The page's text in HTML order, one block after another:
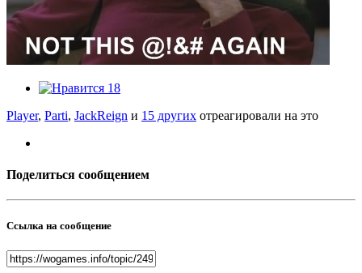
18
Player, Parti, JackReign и 15 других отреагировали на это
Поделиться сообщением
Ссылка на сообщение